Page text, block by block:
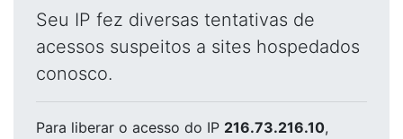
Seu IP fez diversas tentativas de
acessos suspeitos a sites hospedados
conosco.
Para liberar o acesso do IP 216.73.216.10,